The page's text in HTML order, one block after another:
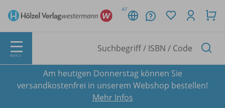
AT
MENÜ
Am heutigen Donnerstag können Sie
versandkostenfrei in unserem Webshop bestellen!
Mehr Infos